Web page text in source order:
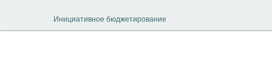
Инициативное бюджетирование